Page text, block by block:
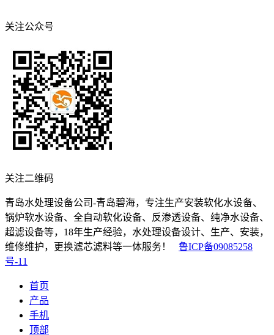
关注公众号
关注二维码
青岛水处理设备公司-青岛碧海，专注生产安装软化水设备、
锅炉软水设备、全自动软化设备、反渗透设备、纯净水设备、
超滤设备等，18年生产经验，水处理设备设计、生产、安装，
维修维护，更换滤芯滤料等一体服务！ 鲁ICP备09085258
号-11
首页
产品
手机
顶部